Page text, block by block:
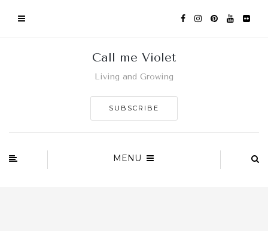
Call me Violet
Living and Growing
SUBSCRIBE
MENU